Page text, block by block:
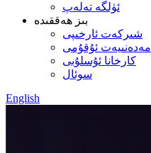
ئۈلگە تەلەپ
بىز ھەققىدە
شىركەت ئارخىپى
مەدەنىيەت ئۇقۇمى
كارخانا ئۇسلۇبى
سوئال
English